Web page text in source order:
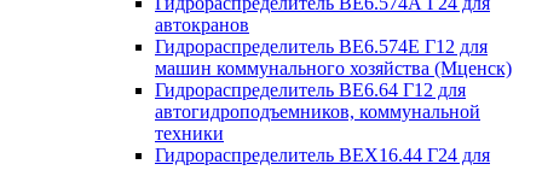
автокранов
Гидрораспределитель ВЕ6.574Е Г12 для
машин коммунального хозяйства (Мценск)
Гидрораспределитель ВЕ6.64 Г12 для
автогидроподъемников, коммунальной
техники
Гидрораспределитель ВЕХ16.44 Г24 для